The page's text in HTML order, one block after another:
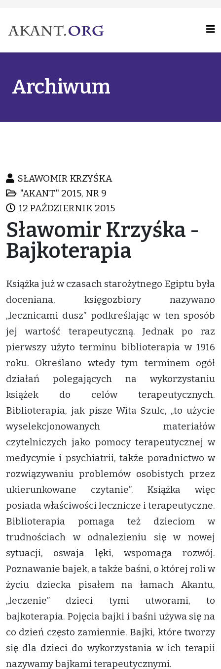
Archiwum
SŁAWOMIR KRZYŚKA
"AKANT" 2015, NR 9
12 PAŹDZIERNIK 2015
Sławomir Krzyśka -
Bajkoterapia
Książka już w czasach starożytnego Egiptu była
doceniana, księgozbiory nazywano
„lecznicami dusz” podkreślając w ten sposób
jej wartość terapeutyczną. Jednak po raz
pierwszy użyto terminu biblioterapia w 1916
roku. Określano wtedy tym terminem ogół
działań polegających na wykorzystaniu
książek do celów terapeutycznych.
Biblioterapia, jak pisze Wita Szulc, „to użycie
wyselekcjonowanych materiałów
czytelniczych jako pomocy terapeutycznej w
medycynie i psychiatrii, także poradnictwo w
rozwiązywaniu problemów osobistych przez
ukierunkowane czytanie”. Książka więc
posiada właściwości lecznicze i terapeutyczne.
Biblioterapia pomaga też dzieciom w
trudnościach w odnalezieniu się w nowej
sytuacji, oswaja lęki, wspomaga rozwój.
Poznawanie bajek, a także baśni, o której roli w
życiu dziecka pisałem na łamach Akantu,
„leczenie” dzieci tymi utworami, to
bajkoterapia. Pojęcia bajki i baśni używa się na
co dzień często zamiennie. Bajki, które tworzy
się dla dzieci do wykorzystania w ich terapii
nazywamy bajkami terapeutycznymi.